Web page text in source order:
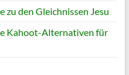
zu den Gleichnissen Jesu
Kahoot-Alternativen für